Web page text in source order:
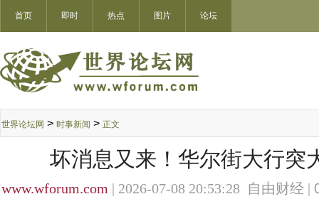
首页 即时 热点 图片 论坛
世界论坛网 > 时事新闻 > 正文
坏消息又来！华尔街大行突
www.wforum.com | 2026-07-08 20:53:28 自由财经 |